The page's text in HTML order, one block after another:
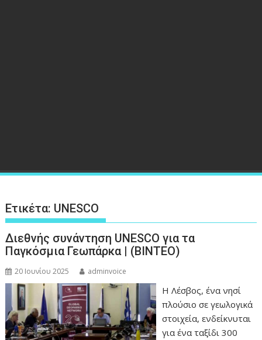
Ετικέτα: UNESCO
Διεθνής συνάντηση UNESCO για τα
Παγκόσμια Γεωπάρκα | (ΒΙΝΤΕΟ)
20 Ιουνίου 2025 adminvoice
Η Λέσβος, ένα νησί
πλούσιο σε γεωλογικά
στοιχεία, ενδείκνυται
για ένα ταξίδι 300